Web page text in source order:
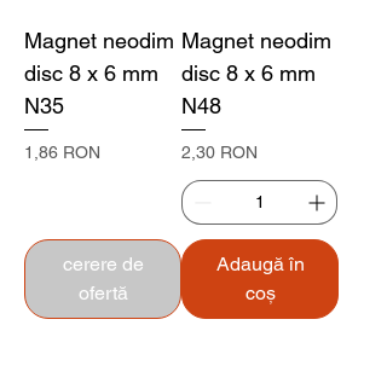
Magnet neodim
disc 8 x 6 mm
N35
Preț
1,86 RON
cerere de
ofertă
Magnet neodim
disc 8 x 6 mm
N48
Preț
2,30 RON
Adaugă în
coș